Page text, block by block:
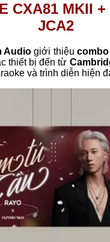
CXA81 MKII
JCA2
Audio giới thiệu
thiết bị đến từ
và trình diễn hiện